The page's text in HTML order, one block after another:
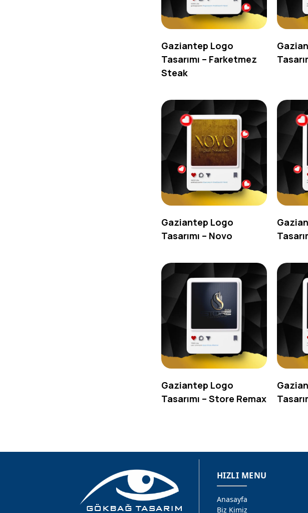
Gaziantep Logo
Tasarımı – Farketmez
Steak
Gaziantep Logo
Tasarımı – Novo
Gaziantep Logo
Tasarımı – Store Remax
HIZLI MENU
Anasayfa
Biz Kimiz